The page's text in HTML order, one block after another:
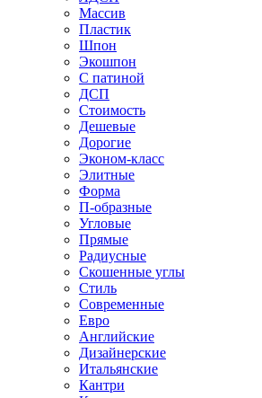
Массив
Пластик
Шпон
Экошпон
С патиной
ДСП
Стоимость
Дешевые
Дорогие
Эконом-класс
Элитные
Форма
П-образные
Угловые
Прямые
Радиусные
Скошенные углы
Стиль
Современные
Евро
Английские
Дизайнерские
Итальянские
Кантри